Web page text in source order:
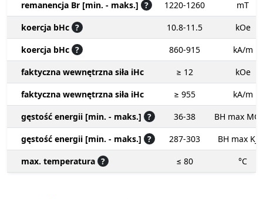
remanencja Br [min. - maks.] ? 1220-1260
mT
koercja bHc ? 10.8-11.5
kOe
koercja bHc ? 860-915
kA/m
faktyczna wewnętrzna siła iHc
≥ 12
kOe
faktyczna wewnętrzna siła iHc
≥ 955
kA/m
gęstość energii [min. - maks.] ? 36-38
BH max
gęstość energii [min. - maks.] ? 287-303
BH max
max. temperatura ? ≤ 80 °C